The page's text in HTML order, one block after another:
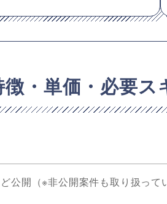
・単価・必要ス
公開（※非公開案件も取り扱って